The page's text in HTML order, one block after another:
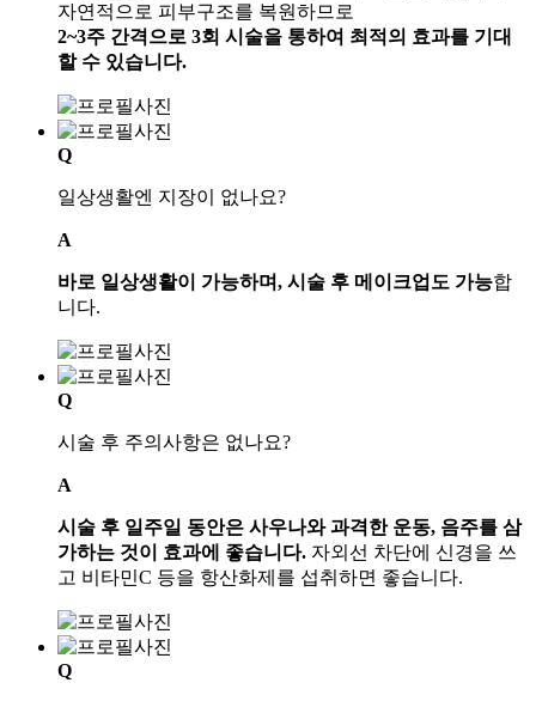
자연적으로 피부구조를 복원하므로
2~3주 간격으로 3회 시술을 통하여 최적의 효과를 기대
할 수 있습니다.
Q
일상생활엔 지장이 없나요?
A
바로 일상생활이 가능하며, 시술 후 메이크업도 가능합
니다.
Q
시술 후 주의사항은 없나요?
A
시술 후 일주일 동안은 사우나와 과격한 운동, 음주를 삼
가하는 것이 효과에 좋습니다. 자외선 차단에 신경을 쓰
고 비타민C 등을 항산화제를 섭취하면 좋습니다.
Q